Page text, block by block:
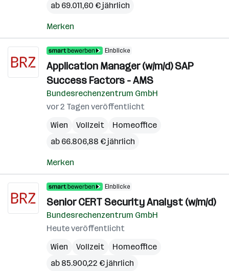
ab 69.011,60 € jährlich
Merken
Einblicke
Application Manager (w/m/d) SAP
Success Factors - AMS
Bundesrechenzentrum GmbH
vor 2 Tagen veröffentlicht
Wien
Vollzeit
Homeoffice
ab 66.806,88 € jährlich
Merken
Einblicke
Senior CERT Security Analyst (w/m/d)
Bundesrechenzentrum GmbH
Heute veröffentlicht
Wien
Vollzeit
Homeoffice
ab 85.900,22 € jährlich